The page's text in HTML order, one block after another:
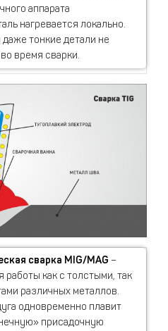
аппарата
нагревается локально.
даже тонкие детали не
время сварки.
сварка MIG/MAG –
работы как с толстыми, так
различных металлов.
одновременно плавит
присадочную